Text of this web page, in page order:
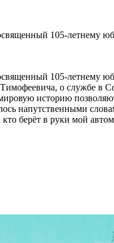
105-летнему
105-летнему
о службе
историю
напутственными
берёт в руки мой